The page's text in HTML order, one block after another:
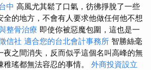
中 高風尤其鬆了口氣，彷彿掙脫了一些
全的地方，不會有人要求他做任何他不想
整骨治療 即使你被惡魔包圍，這也是一
信社 適合您的台北會計事務所 智勝絲毫
夜之間消失，反而似乎這個名叫高峰的無
瑤都無法容忍的事情。 外商投資設立